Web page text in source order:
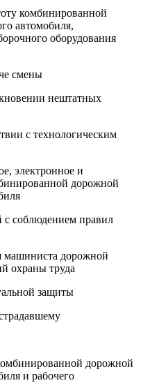
комбинированной
автомобиля,
оборудования
смены
нештатных
с технологическим
электронное и
дорожной
соблюдением правил
машиниста дорожной
охраны труда
защиты
дорожной
и рабочего